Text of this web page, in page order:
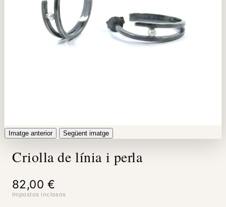
Imatge anterior Següent imatge
Criolla de línia i perla
82,00 €
Impostos inclosos